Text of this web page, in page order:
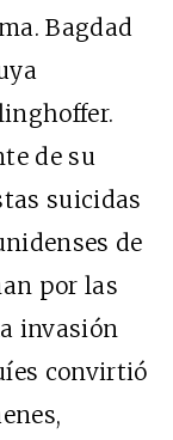
Bagdad
de su
suicidas
de
por las
invasión
convirtió